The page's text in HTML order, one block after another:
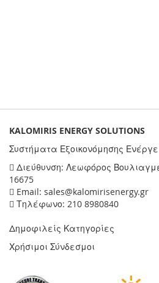
KALOMIRIS ENERGY SOLUTIONS
Συστήματα Εξοικονόμησης
Διεύθυνση: Λεωφόρος
16675
Email: sales@kalomirisenergy.gr
Τηλέφωνο: 210 8980840
Δημοφιλείς Κατηγορίες
Χρήσιμοι Σύνδεσμοι